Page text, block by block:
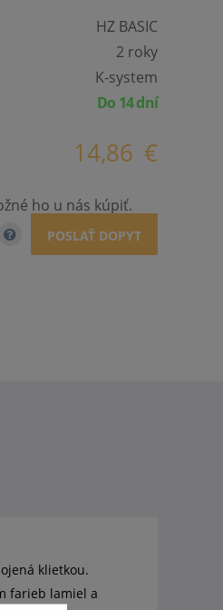
HZ BASIC
2 roky
K-system
Do 14 dní
14,86 €
ho u nás kúpiť.
POSLAŤ DOPYT
klietkou.
farieb lamiel a